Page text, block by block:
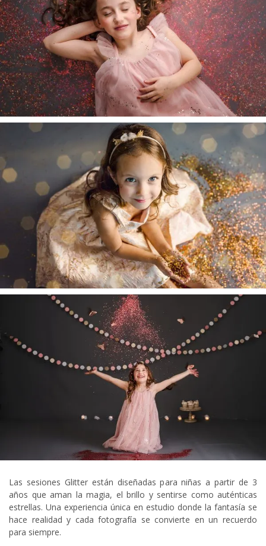
Las sesiones Glitter están diseñadas para niñas a partir de 3
años que aman la magia, el brillo y sentirse como auténticas
estrellas. Una experiencia única en estudio donde la fantasía se
hace realidad y cada fotografía se convierte en un recuerdo
para siempre.